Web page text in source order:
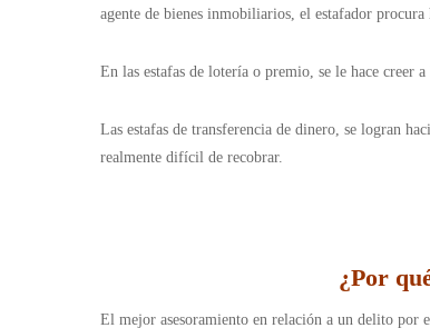
agente de bienes inmobiliarios, el estafador
En las estafas de lotería o premio, se le hace creer
Las estafas de transferencia de dinero, se logran
realmente difícil de recobrar.
¿Por
El mejor asesoramiento en relación a un delito por